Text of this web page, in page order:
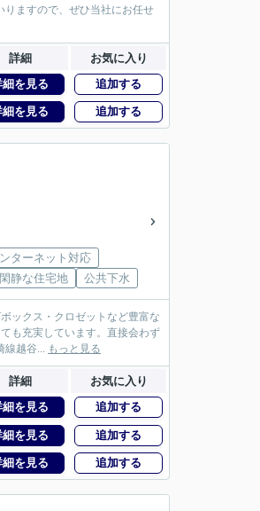
りますので、ぜひ当社にお任せ
詳細 お気に入り
細を見る 追加する
細を見る 追加する
ターネット対応
閑静な住宅地 公共下水
ックス・クロゼットなど豊富な
も充実しています。直接会わず
線越谷... もっと見る
詳細 お気に入り
細を見る 追加する
細を見る 追加する
細を見る 追加する